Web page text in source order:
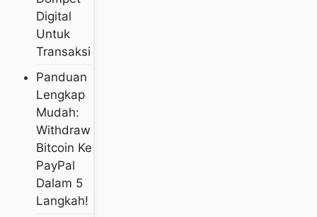
Digital
Untuk
Transaksi
Panduan
Lengkap
Mudah:
Withdraw
Bitcoin Ke
PayPal
Dalam 5
Langkah!